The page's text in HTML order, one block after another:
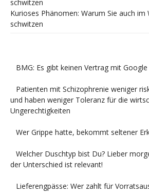
Kurioses Phänomen: Warum Sie auch im
schwitzen
BMG: Es gibt keinen Vertrag mit Google
Patienten mit Schizophrenie weniger
und haben weniger Toleranz für die
Ungerechtigkeiten
Wer Grippe hatte, bekommt seltener
Welcher Duschtyp bist Du? Lieber
der Unterschied ist relevant!
Lieferengpässe: Wer zahlt für